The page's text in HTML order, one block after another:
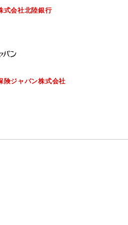
式会社北陸銀行
険ジャパン株式会社